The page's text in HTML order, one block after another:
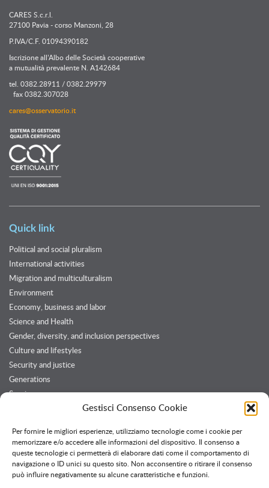
Gestisci Consenso Cookie
Per fornire le migliori esperienze, utilizziamo tecnologie come i cookie per
memorizzare e/o accedere alle informazioni del dispositivo. Il consenso a
queste tecnologie ci permetterà di elaborare dati come il comportamento di
navigazione o ID unici su questo sito. Non acconsentire o ritirare il consenso
può influire negativamente su alcune caratteristiche e funzioni.
CARES S.c.r.l.
27100 Pavia - corso Manzoni, 28
P.IVA/C.F. 01094390182
Iscrizione all’Albo delle Società cooperative
a mutualità prevalente N. A142684
tel. 0382.28911 / 0382.29979
fax 0382.307028
cares@osservatorio.it
Quick link
Political and social pluralism
International activities
Migration and multiculturalism
Environment
Economy, business and labor
Science and Health
Gender, diversity, and inclusion perspectives
Culture and lifestyles
Security and justice
Generations
Services
Customers and Partners
Twitter feed
Follow @OssPavia